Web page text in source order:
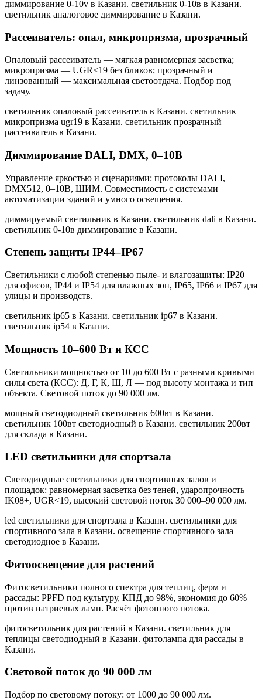
диммирование 0-10v в Казани. светильник 0-10в в Казани.
светильник аналоговое диммирование в Казани.
Рассеиватель: опал, микропризма, прозрачный
Опаловый рассеиватель — мягкая равномерная засветка;
микропризма — UGR<19 без бликов; прозрачный и
линзованный — максимальная светоотдача. Подбор под
задачу.
светильник опаловый рассеиватель в Казани. светильник
микропризма ugr19 в Казани. светильник прозрачный
рассеиватель в Казани.
Диммирование DALI, DMX, 0–10В
Управление яркостью и сценариями: протоколы DALI,
DMX512, 0–10В, ШИМ. Совместимость с системами
автоматизации зданий и умного освещения.
диммируемый светильник в Казани. светильник dali в Казани.
светильник 0-10в диммирование в Казани.
Степень защиты IP44–IP67
Светильники с любой степенью пыле- и влагозащиты: IP20
для офисов, IP44 и IP54 для влажных зон, IP65, IP66 и IP67 для
улицы и производств.
светильник ip65 в Казани. светильник ip67 в Казани.
светильник ip54 в Казани.
Мощность 10–600 Вт и КСС
Светильники мощностью от 10 до 600 Вт с разными кривыми
силы света (КСС): Д, Г, К, Ш, Л — под высоту монтажа и тип
объекта. Световой поток до 90 000 лм.
мощный светодиодный светильник 600вт в Казани.
светильник 100вт светодиодный в Казани. светильник 200вт
для склада в Казани.
LED светильники для спортзала
Светодиодные светильники для спортивных залов и
площадок: равномерная засветка без теней, ударопрочность
IK08+, UGR<19, высокий световой поток 30 000–90 000 лм.
led светильники для спортзала в Казани. светильники для
спортивного зала в Казани. освещение спортивного зала
светодиодное в Казани.
Фитоосвещение для растений
Фитосветильники полного спектра для теплиц, ферм и
рассады: PPFD под культуру, КПД до 98%, экономия до 60%
против натриевых ламп. Расчёт фотонного потока.
фитосветильник для растений в Казани. светильник для
теплицы светодиодный в Казани. фитолампа для рассады в
Казани.
Световой поток до 90 000 лм
Подбор по световому потоку: от 1000 до 90 000 лм.